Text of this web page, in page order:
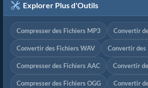
Explorer Plus d'Outils
Compresser des Fichiers MP3 Convertir
Convertir des Fichiers WAV Convertir des
Compresser des Fichiers AAC Convertir
Compresser des Fichiers OGG Convertir